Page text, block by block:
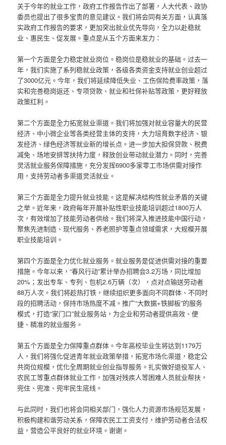
关于今年的就业工作，政府工作报告作出了部署，人大代表、政协
委员也提出了很多宝贵的意见建议。我们将会同有关方面，认真落
实政府工作报告的要求，更加突出就业优先导向，全力以赴稳就
业、惠民生、促发展。重点是从五个方面来发力：
第一个方面是全力稳定就业岗位。稳岗位是稳就业的基础。过去一
年，我们实施了系列稳就业政策，各级各类资金支持就业创业超过
了3000亿元。今年，我们将延续降低失业、工伤保险费率政策，落
实和完善稳岗返还、专项贷款、就业和社保补贴等政策，更好释放
政策红利。
第二个方面是全力拓宽就业渠道。我们将加强对就业容量大的民营
经济、中小微企业等各类经营主体的支持，大力培育数字经济、银
发经济、绿色经济等就业新的增长点。进一步加大担保贷款、税费
减免、场地安排等扶持力度，释放创业带动就业潜力。同时，完善
灵活就业服务保障措施，充分发挥6900多家零工市场供需对接作
用，支持劳动者多渠道灵活就业。
第三个方面是全力提升就业技能。这是解决结构性就业矛盾的关键
之举。近年来，政府每年开展补贴性职业技能培训超过1800万人
次，有效增加了技能劳动者供给。我们将深入推进技能中国行动，
聚焦先进制造、现代服务、养老照护等重点领域需求，大规模开展
职业技能培训。
第四个方面是全力优化就业服务。就业服务是促进供需对接的重要
措施。今年以来，“春风行动”累计举办招聘会3.2万场，同比增加
20%；发出专车、专列、包机2.6万辆（次），点对点输送劳动者
88万人次。我们将趁热打铁，继续组织更多面向不同群体、不同时
段的招聘活动，保持市场热度不减。推广“大数据+铁脚板”的服务
模式，打造“家门口”就业服务站，为企业和劳动者提供高效、便
捷、精准的就业服务。
第五个方面是全力保障重点群体。今年高校毕业生将达到1179万
人，我们将强化促进青年就业政策举措，拓宽市场化渠道，稳定公
共岗位规模，优化全周期就业创业指导服务。扎实做好退役军人、
农民工等重点群体就业工作，加强对残疾人等困难人员就业帮扶，
兜住、兜准、兜牢民生底线。
与此同时，我们也将会同相关部门，强化人力资源市场规范发展，
积极构建和谐劳动关系，保障农民工工资支付，维护劳动者合法权
益，营造公平良好的就业环境。谢谢。